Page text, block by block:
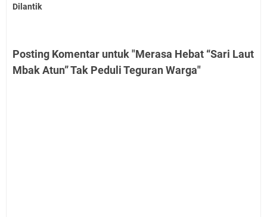
Dilantik
Posting Komentar untuk "Merasa Hebat “Sari Laut
Mbak Atun” Tak Peduli Teguran Warga"